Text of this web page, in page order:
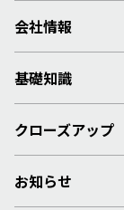
会社情報
基礎知識
クローズアップ
お知らせ